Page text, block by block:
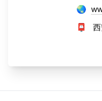
🌏
📮 西